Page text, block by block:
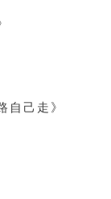
自己走》